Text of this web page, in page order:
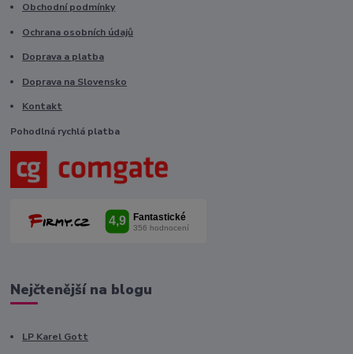
Obchodní podmínky
Ochrana osobních údajů
Doprava a platba
Doprava na Slovensko
Kontakt
Pohodlná rychlá platba
Nejčtenější na blogu
LP Karel Gott